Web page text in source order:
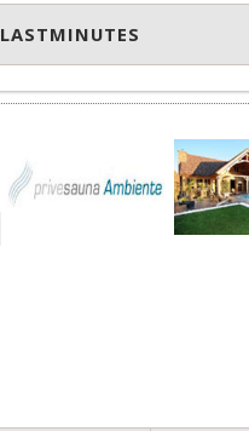
LASTMINUTES